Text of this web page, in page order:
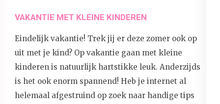
VAKANTIE MET KLEINE KINDEREN
Eindelijk vakantie! Trek jij er deze zomer ook op
uit met je kind? Op vakantie gaan met kleine
kinderen is natuurlijk hartstikke leuk. Anderzijds
is het ook enorm spannend! Heb je internet al
helemaal afgestruind op zoek naar handige tips